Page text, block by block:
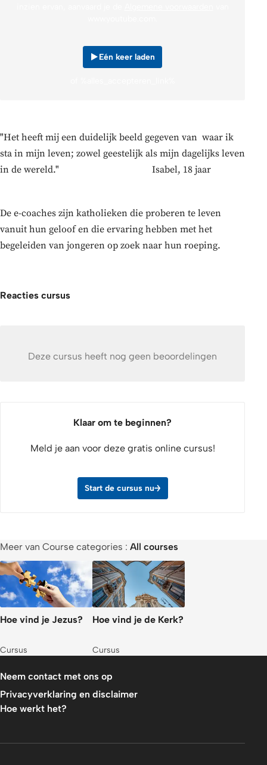
Eén keer laden
"Het heeft mij een duidelijk beeld gegeven van waar ik
sta in mijn leven; zowel geestelijk als mijn dagelijks leven
in de wereld." Isabel, 18 jaar
De e-coaches zijn katholieken die proberen te leven
vanuit hun geloof en die ervaring hebben met het
begeleiden van jongeren op zoek naar hun roeping.
Reacties cursus
Deze cursus heeft nog geen beoordelingen
Klaar om te beginnen?
Meld je aan voor deze gratis online cursus!
Start de cursus nu
Meer van Course categories : All courses
Hoe vind je Jezus?
Cursus
Hoe vind je de Kerk?
Cursus
Neem contact met ons op
Privacyverklaring en disclaimer
Hoe werkt het?